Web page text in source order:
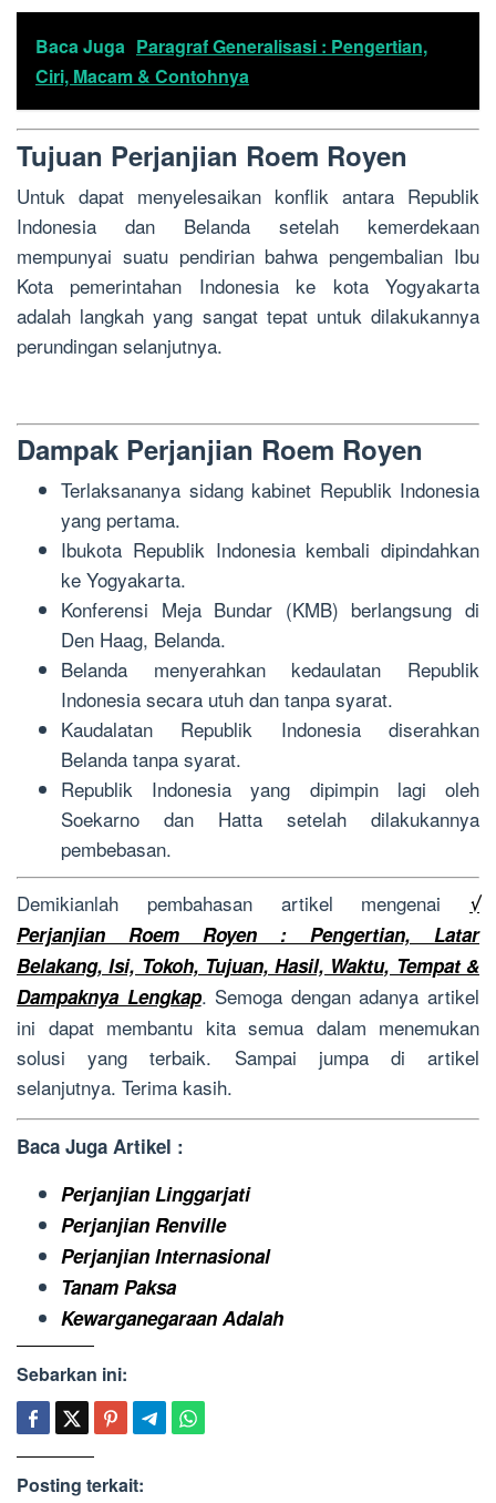
Baca Juga Paragraf Generalisasi : Pengertian,
Ciri, Macam & Contohnya
Tujuan Perjanjian Roem Royen
Untuk dapat menyelesaikan konflik antara Republik
Indonesia dan Belanda setelah kemerdekaan
mempunyai suatu pendirian bahwa pengembalian Ibu
Kota pemerintahan Indonesia ke kota Yogyakarta
adalah langkah yang sangat tepat untuk dilakukannya
perundingan selanjutnya.
Dampak Perjanjian Roem Royen
Terlaksananya sidang kabinet Republik Indonesia
yang pertama.
Ibukota Republik Indonesia kembali dipindahkan
ke Yogyakarta.
Konferensi Meja Bundar (KMB) berlangsung di
Den Haag, Belanda.
Belanda menyerahkan kedaulatan Republik
Indonesia secara utuh dan tanpa syarat.
Kaudalatan Republik Indonesia diserahkan
Belanda tanpa syarat.
Republik Indonesia yang dipimpin lagi oleh
Soekarno dan Hatta setelah dilakukannya
pembebasan.
Demikianlah pembahasan artikel mengenai √
Perjanjian Roem Royen : Pengertian, Latar
Belakang, Isi, Tokoh, Tujuan, Hasil, Waktu, Tempat &
Dampaknya Lengkap. Semoga dengan adanya artikel
ini dapat membantu kita semua dalam menemukan
solusi yang terbaik. Sampai jumpa di artikel
selanjutnya. Terima kasih.
Baca Juga Artikel :
Perjanjian Linggarjati
Perjanjian Renville
Perjanjian Internasional
Tanam Paksa
Kewarganegaraan Adalah
Sebarkan ini:
Posting terkait: